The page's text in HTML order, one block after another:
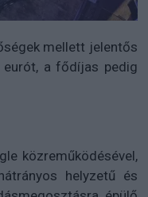
mellett jelentős
eurót, a fődíjas pedig
közreműködésével,
helyzetű és